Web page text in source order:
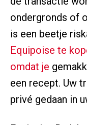
ondergronds of
is een beetje
Equipoise te
omdat je
een recept. Uw
privé gedaan in